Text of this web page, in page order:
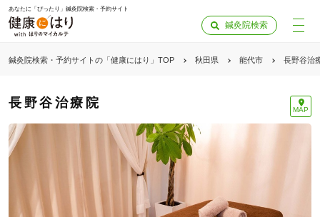
あなたに「ぴったり」鍼灸院検索・予約サイト
鍼灸院検索
鍼灸院検索・予約サイトの「健康にはり」TOP 秋田県 能代市 長野谷治
長野谷治療院 MAP